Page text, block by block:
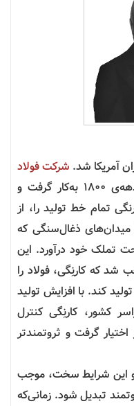
آمریکا شد. شرکت فولاد
کارنگی، تکنولوژی روز را در اواخر دهه‌ی ۱۸۰۰ به‌کار گرفت و
تمام خط تولید را، از
میدان‌های ذغال‌سنگی که
تملک خود درآورد. این
شد که کارنِگی، فولاد را
کند. با افزایش تولید
کشور، کارنِگی کنترل
گرفت و ثروتمندتر
و این شرایط سخت، موجب
تبدیل شود. زمانی‌که